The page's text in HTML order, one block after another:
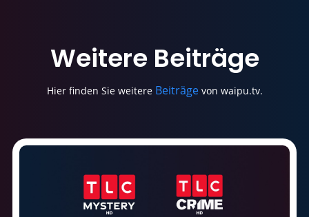
WeitereBeiträge
Hier finden Sie weitere Beiträgevon waipu.tv.